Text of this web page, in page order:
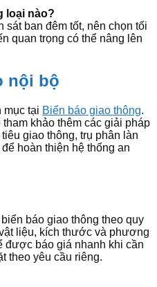
loại nào?
sát ban đêm tốt, nên chọn tối
quan trọng có thể nâng lên
nội bộ
mục tại Biển báo giao thông.
khảo thêm các giải pháp
giao thông, trụ phân làn
hoàn thiện hệ thống an
báo giao thông theo quy
liệu, kích thước và phương
được báo giá nhanh khi cần
theo yêu cầu riêng.